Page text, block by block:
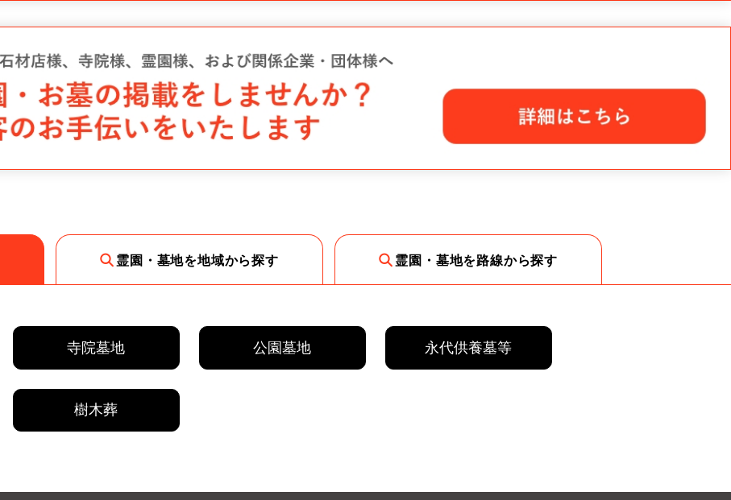
霊園・墓地を地域から探す 霊園・墓地を路線から探す
寺院墓地 公園墓地 永代供養墓等
樹木葬